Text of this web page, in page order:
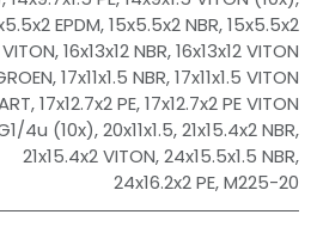
EPDM,15x5.5x2 NBR,15x5.5x2
VITON,16x13x12 NBR,16x13x12 VITON
,17x11x1.5 NBR,17x11x1.5 VITON
,17x12.7x2 PE,17x12.7x2 PE VITON
4u (10x),20x11x1.5,21x15.4x2 NBR,
21x15.4x2 VITON,24x15.5x1.5 NBR,
24x16.2x2 PE,M225-20